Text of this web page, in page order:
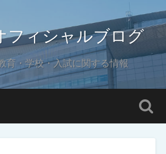
フィシャルブログ
育・学校・入試に関する情報